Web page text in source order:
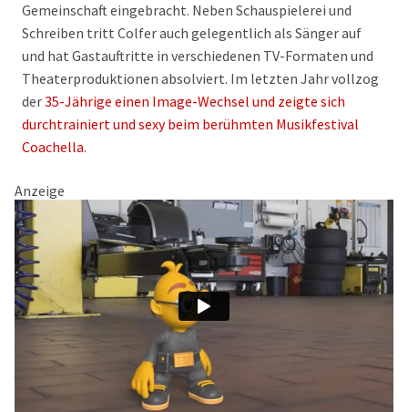
Gemeinschaft eingebracht. Neben Schauspielerei und
Schreiben tritt Colfer auch gelegentlich als Sänger auf
und hat Gastauftritte in verschiedenen TV-Formaten und
Theaterproduktionen absolviert. Im letzten Jahr vollzog
der35-Jährige einen Image-Wechsel und zeigte sich
durchtrainiert und sexy beim berühmten Musikfestival
Coachella.
Anzeige